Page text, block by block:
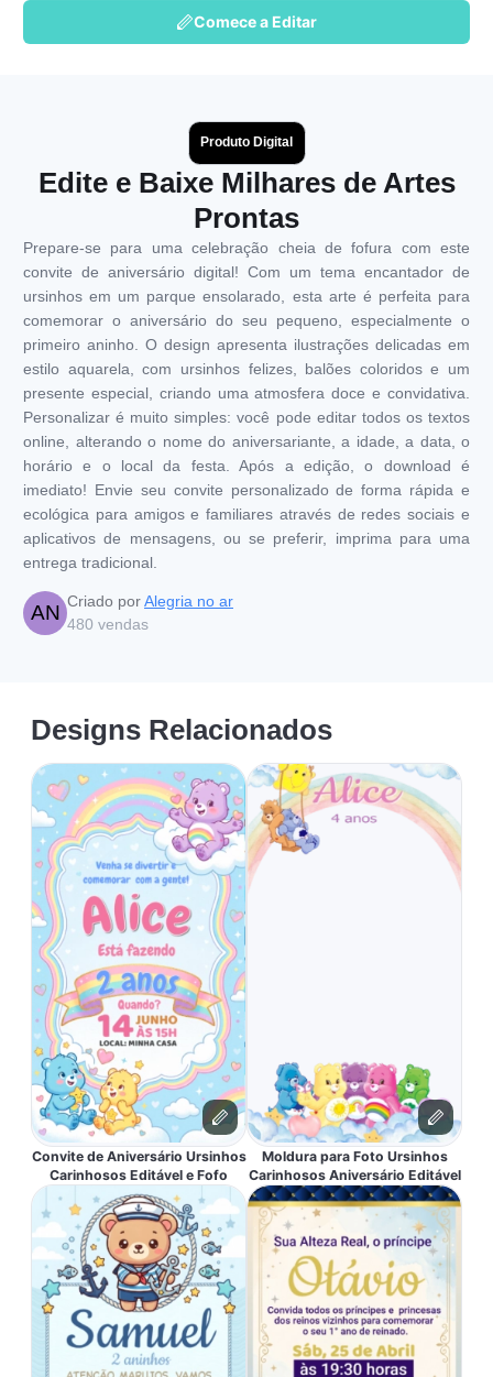
Comece a Editar
Produto Digital
Edite e Baixe Milhares de Artes
Prontas
Prepare-se para uma celebração cheia de fofura com este
convite de aniversário digital! Com um tema encantador de
ursinhos em um parque ensolarado, esta arte é perfeita para
comemorar o aniversário do seu pequeno, especialmente o
primeiro aninho. O design apresenta ilustrações delicadas em
estilo aquarela, com ursinhos felizes, balões coloridos e um
presente especial, criando uma atmosfera doce e convidativa.
Personalizar é muito simples: você pode editar todos os textos
online, alterando o nome do aniversariante, a idade, a data, o
horário e o local da festa. Após a edição, o download é
imediato! Envie seu convite personalizado de forma rápida e
ecológica para amigos e familiares através de redes sociais e
aplicativos de mensagens, ou se preferir, imprima para uma
entrega tradicional.
AN Criado porAlegria no ar
480 vendas
Designs Relacionados
Convite de Aniversário Ursinhos
Carinhosos Editável e Fofo
Moldura para Foto Ursinhos
Carinhosos Aniversário Editável